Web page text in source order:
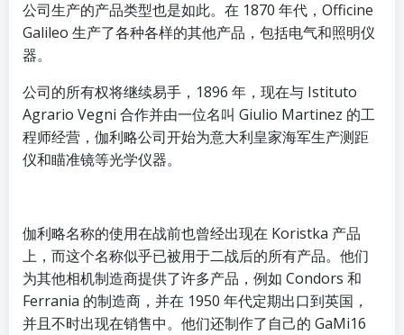
公司生产的产品类型也是如此。在 1870 年代，Officine
Galileo 生产了各种各样的其他产品，包括电气和照明仪
器。
公司的所有权将继续易手，1896 年，现在与 Istituto
Agrario Vegni 合作并由一位名叫 Giulio Martinez 的工
程师经营，伽利略公司开始为意大利皇家海军生产测距
仪和瞄准镜等光学仪器。
伽利略名称的使用在战前也曾经出现在 Koristka 产品
上，而这个名称似乎已被用于二战后的所有产品。他们
为其他相机制造商提供了许多产品，例如 Condors 和
Ferrania 的制造商，并在 1950 年代定期出口到英国，
并且不时出现在销售中。他们还制作了自己的 GaMi16